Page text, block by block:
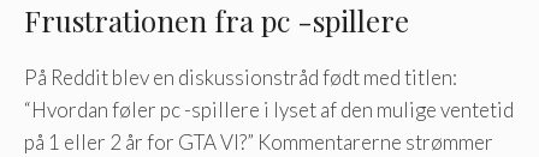
Frustrationen fra pc -spillere
På Reddit blev en diskussionstråd født med titlen:
“Hvordan føler pc -spillere i lyset af den mulige ventetid
på 1 eller 2 år for GTA VI?” Kommentarerne strømmer